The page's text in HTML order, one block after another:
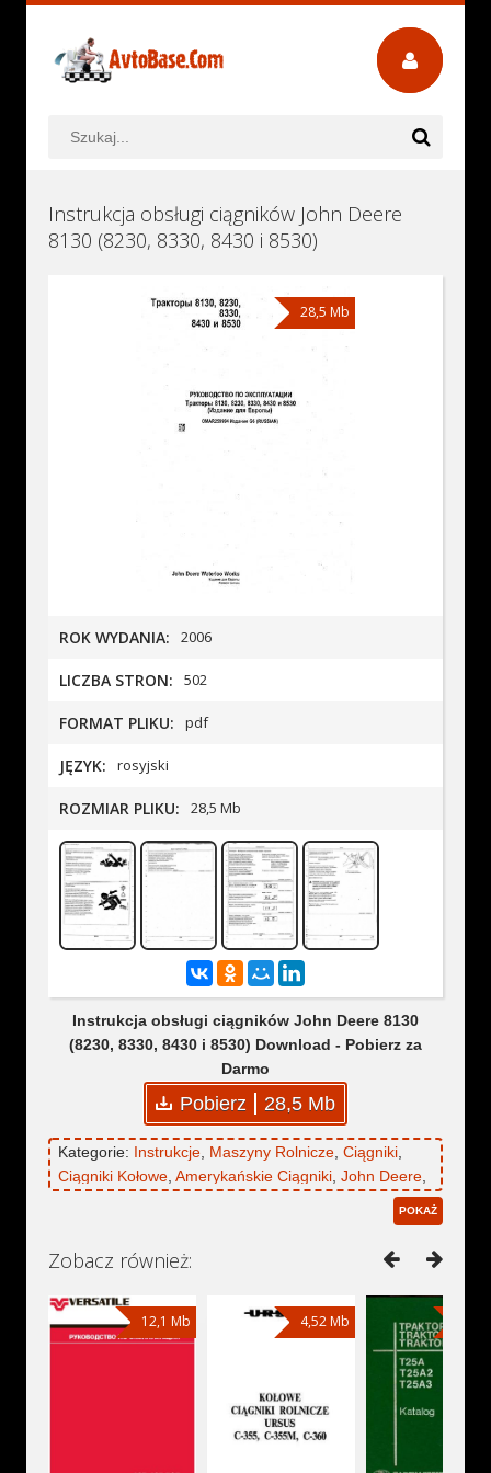
Instrukcja obsługi ciągników John Deere
8130 (8230, 8330, 8430 i 8530)
28,5 Mb
ROK WYDANIA: 2006
LICZBA STRON: 502
FORMAT PLIKU: pdf
JĘZYK: rosyjski
ROZMIAR PLIKU: 28,5 Mb
Instrukcja obsługi ciągników John Deere 8130
(8230, 8330, 8430 i 8530) Download - Pobierz za
Darmo
Pobierz 28,5 Mb
Kategorie: Instrukcje, Maszyny Rolnicze, Ciągniki,
Ciągniki Kołowe, Amerykańskie Ciągniki, John Deere,
John Deere
POKAŻ
Zobacz również:
12,1 Mb 4,52 Mb